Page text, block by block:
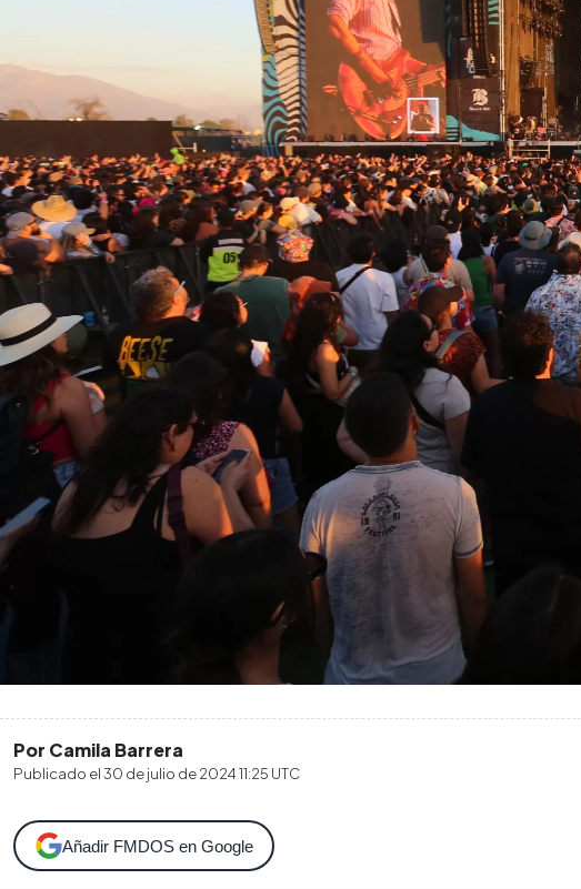
Por Camila Barrera
Publicado el30 de julio de 2024 11:25 UTC
Añadir FMDOS en Google